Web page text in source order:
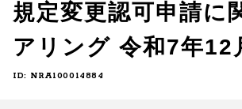
規定変更認可申請に
アリング 令和7年12
ID: NRA100014884